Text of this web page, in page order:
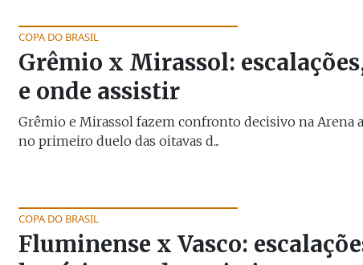
COPA DO BRASIL
Grêmio x Mirassol:
e onde assistir
Grêmio e Mirassol fazem confronto decisivo na Arena
no primeiro duelo das oitavas d...
COPA DO BRASIL
Fluminense x Vasco: